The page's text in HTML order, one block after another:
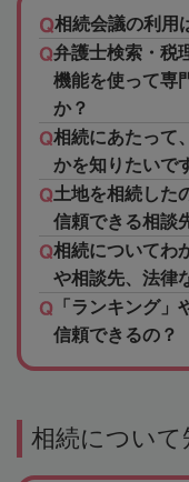
相続会議の利用
弁護士検索・税
機能を使って専
か？
相続にあたって
かを知りたいで
土地を相続した
信頼できる相談
相続についてわ
や相談先、法律
「ランキング
信頼できるの？
相続について